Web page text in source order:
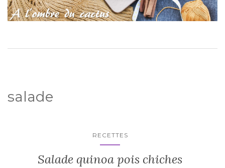
salade
RECETTES
Salade quinoa pois chiches